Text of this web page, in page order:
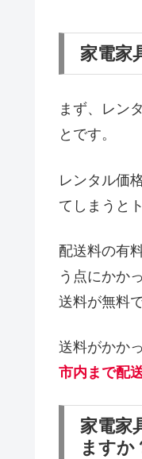
家電家
まず、レン
とです。
レンタル価
てしまうと
配送料の有
う点にかか
送料が無料
送料がかか
市内まで配
家電家
ますか